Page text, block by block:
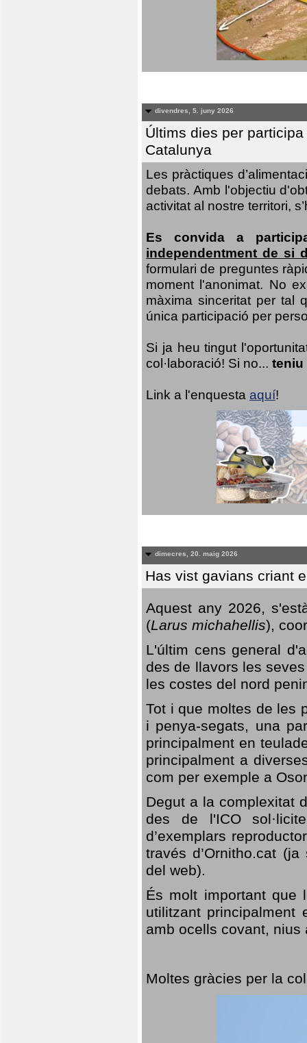
divendres, 5. juny 2026
Últims dies per
Catalunya
Les pràctiques
debats. Amb l'objectiu
activitat al nostre territori,
Es convida a
independentment de si
formulari de preguntes
moment l'anonimat. No
màxima sinceritat per tal
única participació per
Si ja heu tingut
col·laboració! Si no... teniu
Link a l'enquesta aquí!
dimecres, 20. maig 2026
Has vist gavians criant
Aquest any 2026,
(Larus michahellis),
L'últim cens general
des de llavors les
les costes del nord
Tot i que moltes de les
i penya-segats, una
principalment en
principalment a
com per exemple a
Degut a la complexitat
des de l'ICO
d’exemplars
través d’Ornitho.cat
del web).
És molt important que
utilitzant
amb ocells covant,
Moltes gràcies per la